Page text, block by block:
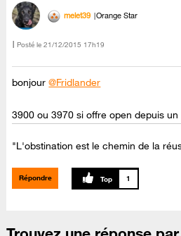
melet39 Orange Star
Posté le ‎21/12/2015 17h19
bonjour@Fridlander
3900 ou 3970 si offre open depuis un
"L'obstination est le chemin de la
Répondre 1